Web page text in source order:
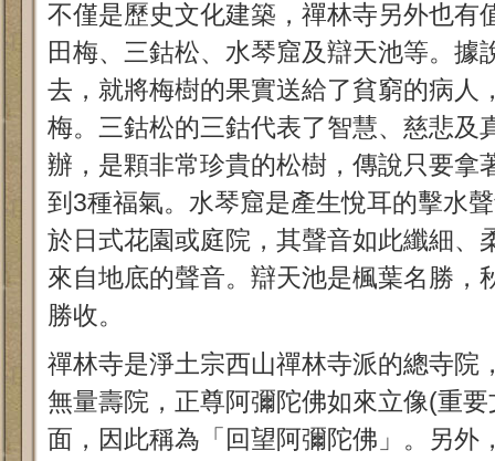
不僅是歷史文化建築，禪林寺另外也有
田梅、三鈷松、水琴窟及辯天池等。據
去，就將梅樹的果實送給了貧窮的病人
梅。三鈷松的三鈷代表了智慧、慈悲及
辦，是顆非常珍貴的松樹，傳說只要拿
到3種福氣。水琴窟是產生悅耳的擊水
於日式花園或庭院，其聲音如此纖細、
來自地底的聲音。辯天池是楓葉名勝，
勝收。
禪林寺是淨土宗西山禪林寺派的總寺院
無量壽院，正尊阿彌陀佛如來立像(重
面，因此稱為「回望阿彌陀佛」。另外